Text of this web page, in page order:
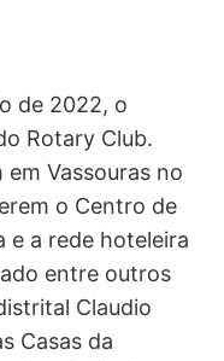
de 2022, o
Rotary Club.
Vassouras no
o Centro de
e a rede hoteleira
entre outros
Claudio
Casas da